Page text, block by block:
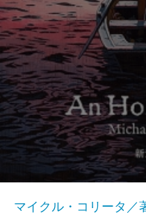
マイクル・コリータ／